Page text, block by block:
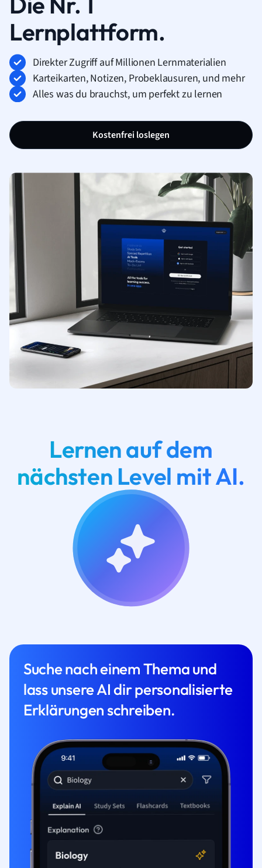
Lernplattform.
Direkter Zugriff auf Millionen Lernmaterialien
Karteikarten, Notizen, Probeklausuren, und mehr
Alles was du brauchst, um perfekt zu lernen
Kostenfrei loslegen
Lernen auf dem
nächsten Level mit AI.
Suche nach einem Thema und
lass unsere AI dir personalisierte
Erklärungen schreiben.